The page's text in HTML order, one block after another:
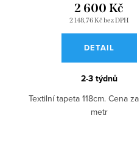
2 148,76 Kč bez DPH
2 600 Kč
DETAIL
2-3 týdnů
Textilní tapeta 118cm. Cena
metr